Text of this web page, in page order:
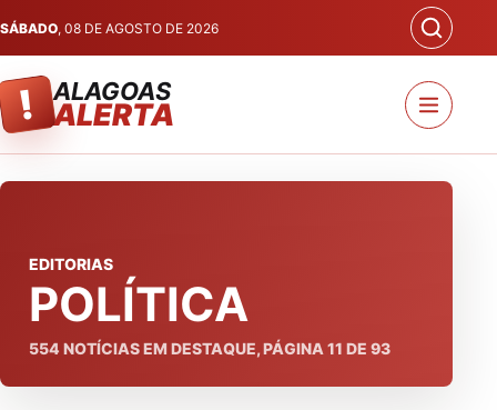
SÁBADO, 08 DE AGOSTO DE 2026
! ALAGOAS
ALERTA
EDITORIAS
POLÍTICA
554 NOTÍCIAS EM DESTAQUE, PÁGINA 11 DE 93